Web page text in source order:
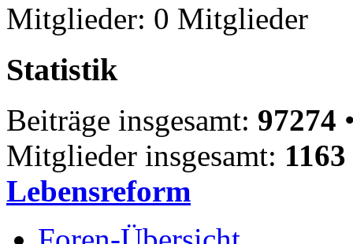
Mitglieder: 0 Mitglieder
Statistik
Beiträge insgesamt: 97274
Mitglieder insgesamt: 1163
Lebensreform